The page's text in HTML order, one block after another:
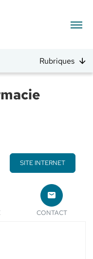
Menu
Rubriques
CONTACT
LE
POINT
DE
SITE INTERNET